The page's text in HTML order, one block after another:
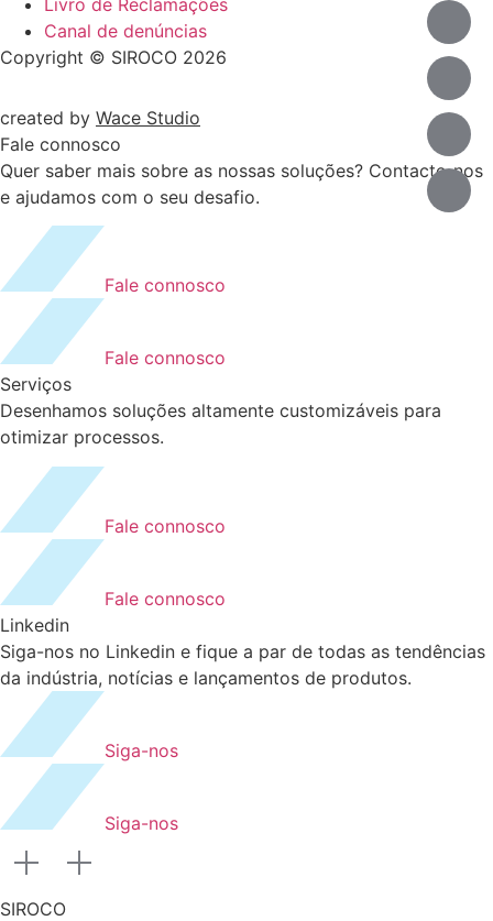
Livro de Reclamações
Canal de denúncias
Copyright © SIROCO 2026
created by Wace Studio
Fale connosco
Quer saber mais sobre as nossas soluções? Contacte-nos
e ajudamos com o seu desafio.
Fale connosco
Fale connosco
Serviços
Desenhamos soluções altamente customizáveis para
otimizar processos.
Fale connosco
Fale connosco
Linkedin
Siga-nos no Linkedin e fique a par de todas as tendências
da indústria, notícias e lançamentos de produtos.
Siga-nos
Siga-nos
SIROCO